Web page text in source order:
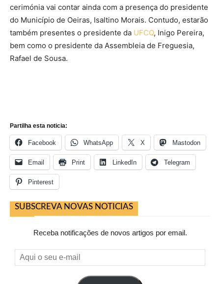
cerimónia vai contar ainda com a presença do presidente
do Município de Oeiras, Isaltino Morais. Contudo, estarão
também presentes o presidente da UFCQ, Inigo Pereira,
bem como o presidente da Assembleia de Freguesia,
Rafael de Sousa.
Partilha esta noticia:
Facebook WhatsApp X Mastodon
Email Print LinkedIn Telegram
Pinterest
SUBSCREVA NOVAS NOTICIAS
Receba notificações de novos artigos por email.
Aqui
o